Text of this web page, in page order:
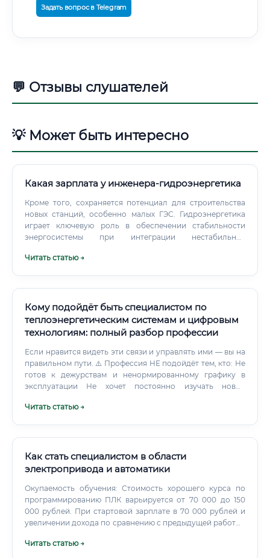
Задать вопрос в Telegram
💬 Отзывы слушателей
💡 Может быть интересно
Какая зарплата у инженера-гидроэнергетика
Кроме того, сохраняется потенциал для строительства
новых станций, особенно малых ГЭС. Гидроэнергетика
играет ключевую роль в обеспечении стабильности
энергосистемы при интеграции нестабильных
Читать статью →
Кому подойдёт быть специалистом по
теплоэнергетическим системам и цифровым
технологиям: полный разбор профессии
Если нравится видеть эти связи и управлять ими — вы на
правильном пути. ⚠️ Профессия НЕ подойдёт тем, кто: Не
готов к дежурствам и ненормированному графику в
эксплуатации Не хочет постоянно изучать новые
офисной работы без выездов Не готов нести
чистую науку Хочет работать на стыке инженерии и IT
Готов развиваться в нескольких направлениях
энергоэффективности и устойчивого развития Хочет
иметь стабильный спрос на рынке труда —
теплоснабжение нужно всегда Отдельно стоит сказать
про людей с аналитическим складом ума. Если вам
паттерны — цифровая часть профессии создана именно
Читать статью →
Как стать специалистом в области
электропривода и автоматики
Окупаемость обучения: Стоимость хорошего курса по
программированию ПЛК варьируется от 70 000 до 150
000 рублей. При стартовой зарплате в 70 000 рублей и
увеличении дохода по сравнению с предыдущей работой
3-7 месяцев, что является отличным показателем
Читать статью →